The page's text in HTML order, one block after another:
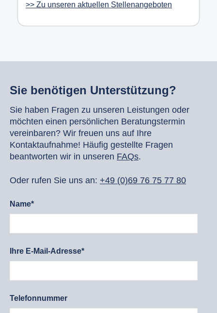
>> Zu unseren aktuellen Stellenangeboten
Sie benötigen Unterstützung?
Sie haben Fragen zu unseren Leistungen oder
möchten einen persönlichen Beratungstermin
vereinbaren? Wir freuen uns auf Ihre
Kontaktaufnahme! Häufig gestellte Fragen
beantworten wir in unseren FAQs.
Oder rufen Sie uns an: +49 (0)69 76 75 77 80
Name*
Ihre E-Mail-Adresse*
Telefonnummer